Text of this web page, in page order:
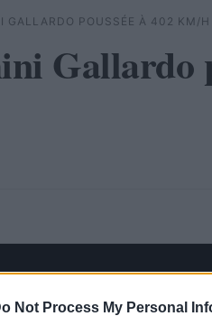
Not Process My Personal
GALLARDO POUSSÉE À 402 KM/H
Gallardo